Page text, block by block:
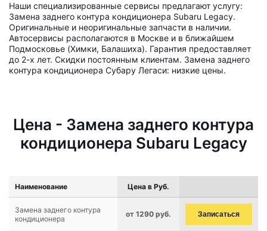
Наши специализированные сервисы предлагают услугу:
Замена заднего контура кондиционера Subaru Legacy.
Оригинальные и неоригинальные запчасти в наличии.
Автосервисы располагаются в Москве и в ближайшем
Подмосковье (Химки, Балашиха). Гарантия предоставляет
до 2-х лет. Скидки постоянным клиентам. Замена заднего
контура кондиционера Субару Легаси: низкие цены.
Цена - Замена заднего контура
кондиционера Subaru Legacy
Наименование Цена в Руб.
Замена заднего контура
кондиционера
от 1290 руб. Записаться